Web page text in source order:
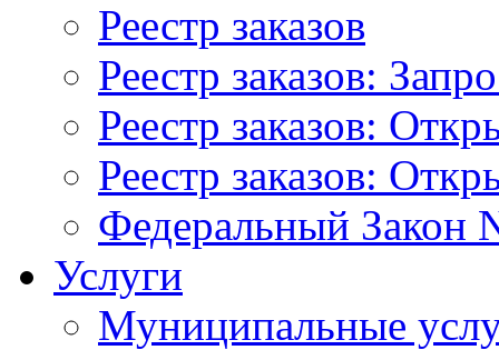
Реестр заказов
Реестр заказов:
Реестр заказов:
Реестр заказов:
Федеральный Закон
Услуги
Муниципальные